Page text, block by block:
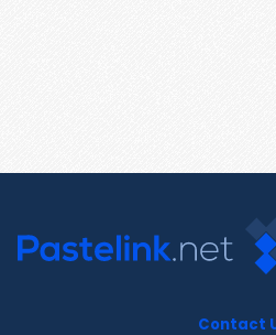
Contact